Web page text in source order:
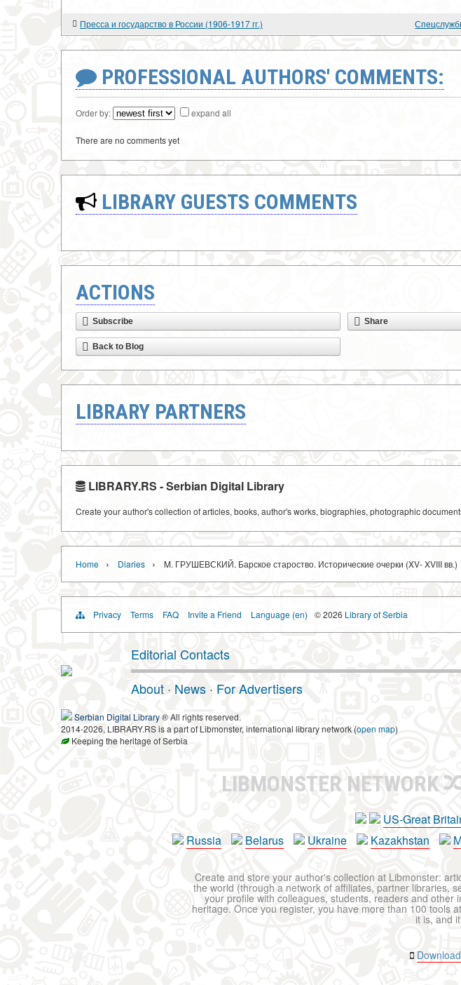
Пресса и государство в России (1906-1917 гг.)
PROFESSIONAL AUTHORS' COMMENTS:
Order by: expand all
There are no comments yet
LIBRARY GUESTS COMMENTS
ACTIONS
Subscribe Share
Back to Blog
LIBRARY PARTNERS
LIBRARY.RS - Serbian Digital Library
Create your author's collection of articles, books, author's works, biographies, photographic
Home › Diaries › M. ГРУШЕВСКИЙ. Барское староство. Исторические очерки (XV- XVIII вв.)
Privacy Terms FAQ Invite a Friend Language (en) © 2026 Library of Serbia
Editorial Contacts
About · News · For Advertisers
Serbian Digital Library® All rights reserved.
2014-2026, LIBRARY.RS is a part of Libmonster, international library network (open map)
Keeping the heritage of Serbia
LIBMONSTER NETWORK
US-Great
Russia
Belarus Ukraine Kazakhstan
Create and store your author's collection at Libmonster:
the world (through a network of affiliates, partner libraries,
your profile with colleagues, students, readers and
heritage. Once you register, you have more than 100 tools
it is, and